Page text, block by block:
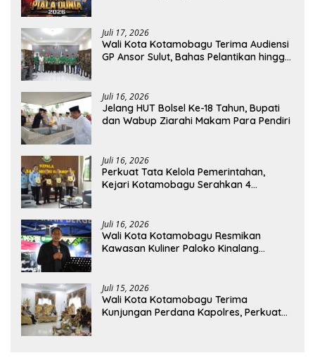
Juli 17, 2026
Wali Kota Kotamobagu Terima Audiensi
GP Ansor Sulut, Bahas Pelantikan hingga
Juli 16, 2026
Jelang HUT Bolsel Ke-18 Tahun, Bupati
dan Wabup Ziarahi Makam Para Pendiri
Juli 16, 2026
Perkuat Tata Kelola Pemerintahan,
Kejari Kotamobagu Serahkan 4
Juli 16, 2026
Wali Kota Kotamobagu Resmikan
Kawasan Kuliner Paloko Kinalang
Juli 15, 2026
Wali Kota Kotamobagu Terima
Kunjungan Perdana Kapolres, Perkuat